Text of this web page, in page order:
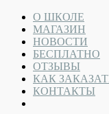
О ШКОЛЕ
МАГАЗИН
НОВОСТИ
БЕСПЛАТНО
ОТЗЫВЫ
КАК
КОНТАКТЫ